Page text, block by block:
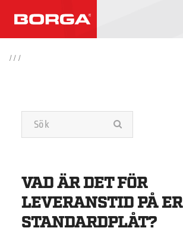
// /
VAD ÄR DET FÖR
LEVERANSTID PÅ ER
STANDARDPLÅT?